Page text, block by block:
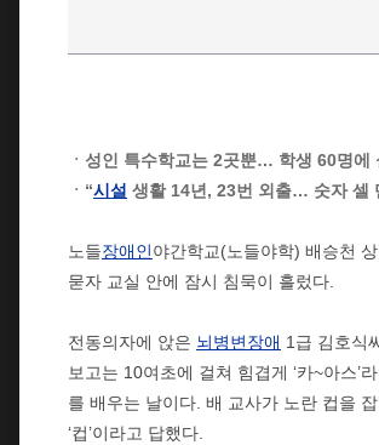
ㆍ성인 특수학교는 2곳뿐… 학생 60명에
ㆍ“시설 생활 14년, 23번 외출… 숫자 셀
노들장애인야간학교(노들야학) 배승천
묻자 교실 안에 잠시 침묵이 흘렀다.
전동의자에 앉은 뇌병변장애 1급 김호식
보고는 10여초에 걸쳐 힘겹게 ‘카~아스’
를 배우는 날이다. 배 교사가 노란 컵을
‘컵’이라고 답했다.